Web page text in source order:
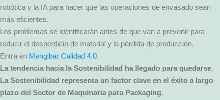
robótica y la IA para hacer que las operaciones de envasado sean
más eficientes.
Los problemas se identificarán antes de que van a prevenir para
reducir el desperdicio de material y la pérdida de producción.
Entra en Mengibar Calidad 4.0.
La tendencia hacia la Sostenibilidad ha llegado para quedarse.
La Sostenibilidad representa un factor clave en el éxito a largo
plazo del Sector de Maquinaria para Packaging.